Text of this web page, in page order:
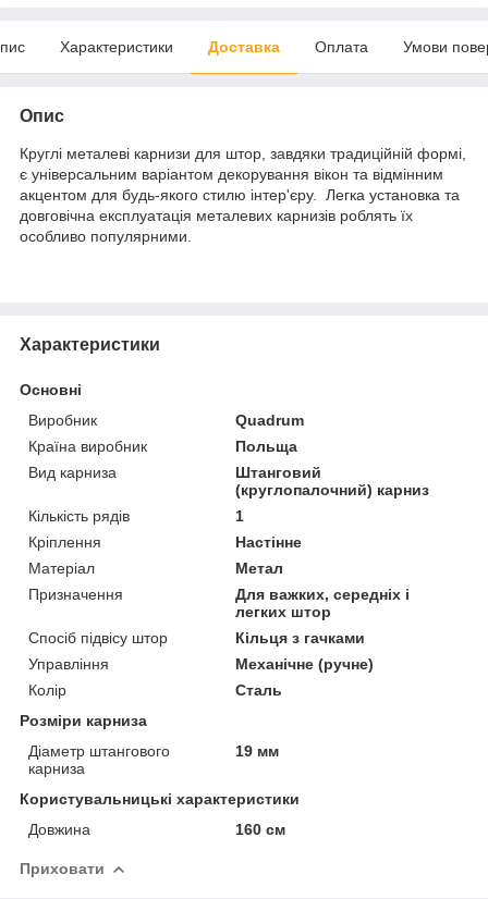
Характеристики Доставка Оплата Умови
Опис
Круглі металеві карнизи для штор, завдяки традиційній формі,
є універсальним варіантом декорування вікон та відмінним
акцентом для будь-якого стилю інтер'єру. Легка установка та
довговічна експлуатація металевих карнизів роблять їх
особливо популярними.
Характеристики
Основні
Виробник
Quadrum
Країна виробник
Польща
Вид карниза
Штанговий
(круглопалочний) карниз
Кількість рядів
1
Кріплення
Настінне
Матеріал
Метал
Призначення
Для важких, середніх і
легких штор
Спосіб підвісу штор
Кільця з гачками
Управління
Механічне (ручне)
Колір
Сталь
Розміри карниза
Діаметр штангового
карниза
19 мм
Користувальницькі характеристики
Довжина
160 см
Приховати